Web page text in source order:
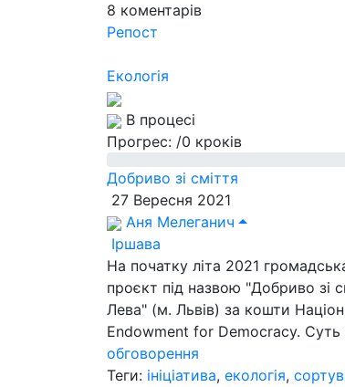
8 коментарів
Репост
Екологія
В процесі
Прогрес: /0 кроків
Добриво зі сміття
27 Вересня 2021
Аня Мелеганич
Іршава
На початку літа 2021
проєкт під назвою "Добриво зі
Лева" (м. Львів) за кошти
Endowment for Democracy.
обговорення
Теги: ініціатива, екологія,